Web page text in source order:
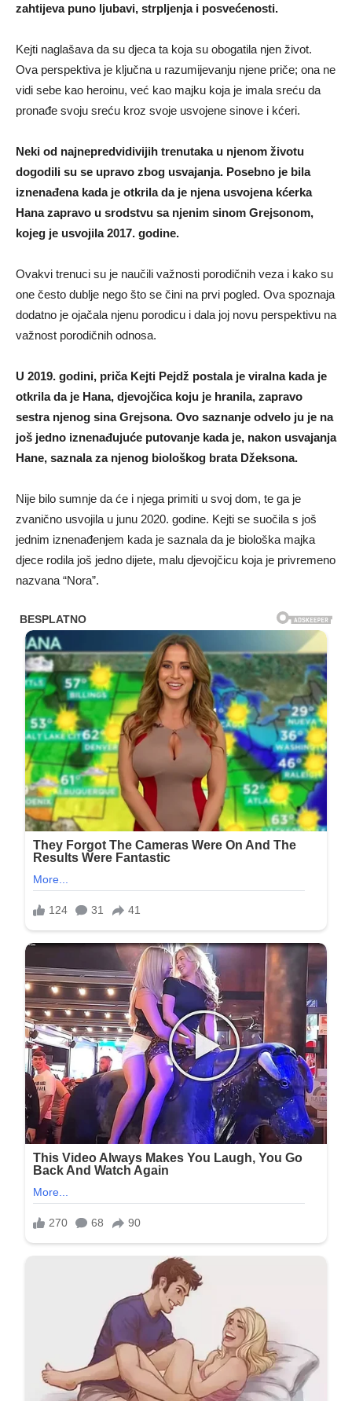
zahtijeva puno ljubavi, strpljenja i posvećenosti.
Kejti naglašava da su djeca ta koja su obogatila njen život.
Ova perspektiva je ključna u razumijevanju njene priče; ona ne
vidi sebe kao heroinu, već kao majku koja je imala sreću da
pronađe svoju sreću kroz svoje usvojene sinove i kćeri.
Neki od najnepredvidivijih trenutaka u njenom životu
dogodili su se upravo zbog usvajanja. Posebno je bila
iznenađena kada je otkrila da je njena usvojena kćerka
Hana zapravo u srodstvu sa njenim sinom Grejsonom,
kojeg je usvojila 2017. godine.
Ovakvi trenuci su je naučili važnosti porodičnih veza i kako su
one često dublje nego što se čini na prvi pogled. Ova spoznaja
dodatno je ojačala njenu porodicu i dala joj novu perspektivu na
važnost porodičnih odnosa.
U 2019. godini, priča Kejti Pejdž postala je viralna kada je
otkrila da je Hana, djevojčica koju je hranila, zapravo
sestra njenog sina Grejsona. Ovo saznanje odvelo ju je na
još jedno iznenađujuće putovanje kada je, nakon usvajanja
Hane, saznala za njenog biološkog brata Džeksona.
Nije bilo sumnje da će i njega primiti u svoj dom, te ga je
zvanično usvojila u junu 2020. godine. Kejti se suočila s još
jednim iznenađenjem kada je saznala da je biološka majka
djece rodila još jedno dijete, malu djevojčicu koja je privremeno
nazvana “Nora”.